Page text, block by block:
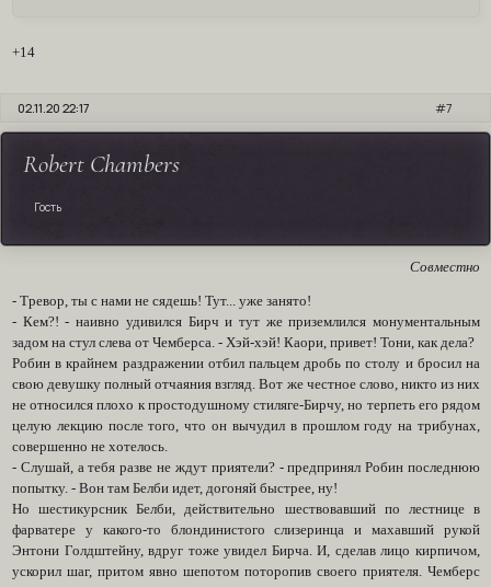
+14
7
02.11.20 22:17
Robert Chambers
Гость
Совместно
- Тревор, ты с нами не сядешь! Тут... уже занято!
- Кем?! - наивно удивился Бирч и тут же приземлился монументальным
задом на стул слева от Чемберса. - Хэй-хэй! Каори, привет! Тони, как дела?
Робин в крайнем раздражении отбил пальцем дробь по столу и бросил на
свою девушку полный отчаяния взгляд. Вот же честное слово, никто из них
не относился плохо к простодушному стиляге-Бирчу, но терпеть его рядом
целую лекцию после того, что он вычудил в прошлом году на трибунах,
совершенно не хотелось.
- Слушай, а тебя разве не ждут приятели? - предпринял Робин последнюю
попытку. - Вон там Белби идет, догоняй быстрее, ну!
Но шестикурсник Белби, действительно шествовавший по лестнице в
фарватере у какого-то блондинистого слизеринца и махавший рукой
Энтони Голдштейну, вдруг тоже увидел Бирча. И, сделав лицо кирпичом,
ускорил шаг, притом явно шепотом поторопив своего приятеля. Чемберс